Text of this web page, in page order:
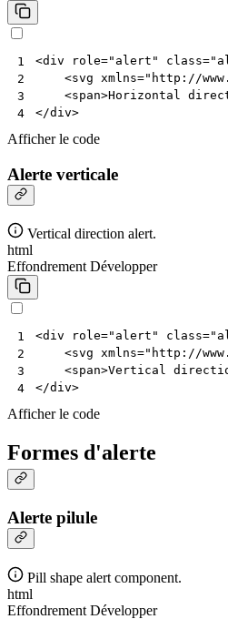
1
2
3
4
<div role="alert" class=
<svg xmlns="http://
<span>Horizontal
</div>
Afficher le code
Alerte verticale
Vertical direction alert.
html
Effondrement Développer
1
2
3
4
<div role="alert" class=
<svg xmlns="http://
<span>Vertical
</div>
Afficher le code
Formes d'alerte
Alerte pilule
Pill shape alert component.
html
Effondrement Développer